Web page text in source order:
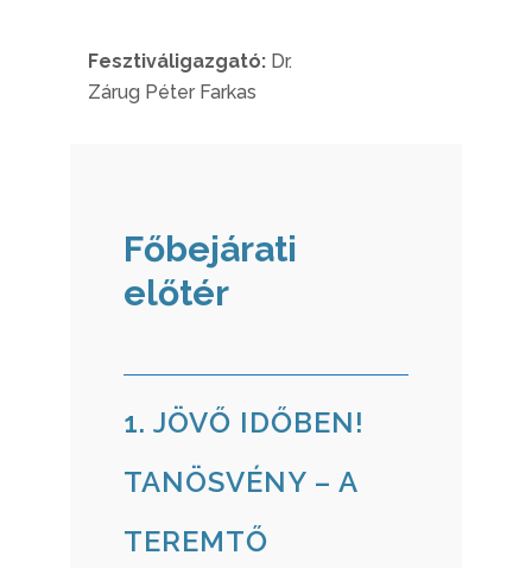
Fesztiváligazgató: Dr.
Zárug Péter Farkas
Főbejárati
előtér
1. JÖVŐ IDŐBEN!
TANÖSVÉNY – A
TEREMTŐ